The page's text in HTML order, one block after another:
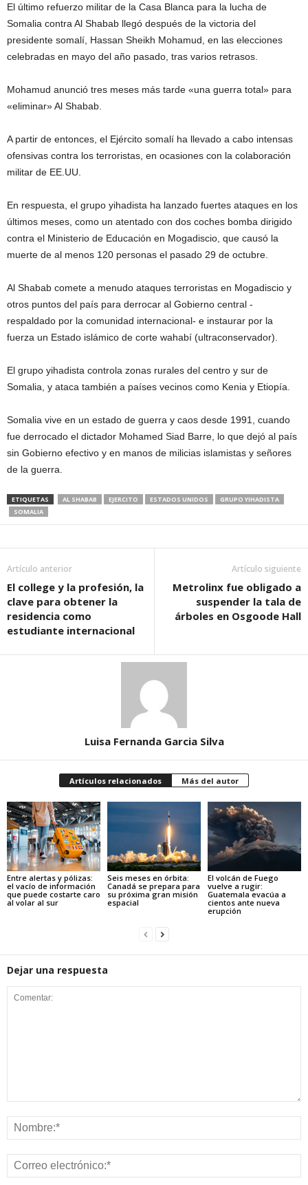
El último refuerzo militar de la Casa Blanca para la lucha de
Somalia contra Al Shabab llegó después de la victoria del
presidente somalí, Hassan Sheikh Mohamud, en las elecciones
celebradas en mayo del año pasado, tras varios retrasos.
Mohamud anunció tres meses más tarde «una guerra total» para
«eliminar» Al Shabab.
A partir de entonces, el Ejército somalí ha llevado a cabo intensas
ofensivas contra los terroristas, en ocasiones con la colaboración
militar de EE.UU.
En respuesta, el grupo yihadista ha lanzado fuertes ataques en los
últimos meses, como un atentado con dos coches bomba dirigido
contra el Ministerio de Educación en Mogadiscio, que causó la
muerte de al menos 120 personas el pasado 29 de octubre.
Al Shabab comete a menudo ataques terroristas en Mogadiscio y
otros puntos del país para derrocar al Gobierno central -
respaldado por la comunidad internacional- e instaurar por la
fuerza un Estado islámico de corte wahabí (ultraconservador).
El grupo yihadista controla zonas rurales del centro y sur de
Somalia, y ataca también a países vecinos como Kenia y Etiopía.
Somalia vive en un estado de guerra y caos desde 1991, cuando
fue derrocado el dictador Mohamed Siad Barre, lo que dejó al país
sin Gobierno efectivo y en manos de milicias islamistas y señores
de la guerra.
ETIQUETAS AL SHABAB EJERCITO ESTADOS UNIDOS
GRUPO YIHADISTA
SOMALIA
Artículo anterior
El college y la profesión, la
clave para obtener la
residencia como
estudiante internacional
Artículo siguiente
Metrolinx fue obligado a
suspender la tala de
árboles en Osgoode Hall
Luisa Fernanda Garcia Silva
Artículos relacionados Más del autor
Entre alertas y pólizas:
el vacío de información
que puede costarte caro
al volar al sur
Seis meses en órbita:
Canadá se prepara para
su próxima gran misión
espacial
El volcán de Fuego
vuelve a rugir:
Guatemala evacúa a
cientos ante nueva
erupción
Dejar una respuesta